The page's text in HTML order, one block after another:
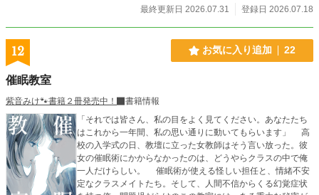
最終更新日 2026.07.31
登録日 2026.07.18
12 お気に入り追加 22
催眠教室
紫音みけ🐾書籍２冊発売中！
書籍情報
「それでは皆さん、私の目をよく見てください。あなたたち
はこれから一年間、私の思い通りに動いてもらいます」 高
校の入学式の日、教壇に立った女教師はそう言い放った。彼
女の催眠術にかからなかったのは、どうやらクラスの中で俺
一人だけらしい。 催眠術が使える怪しい担任と、情緒不安
定なクラスメイトたち。そして、人間不信からくる幻覚症状